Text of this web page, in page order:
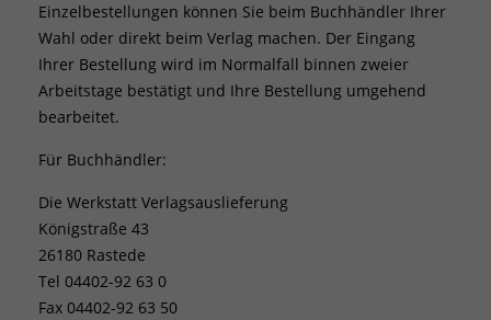
Einzelbestellungen können Sie beim Buchhändler Ihrer
Wahl oder direkt beim Verlag machen. Der Eingang
Ihrer Bestellung wird im Normalfall binnen zweier
Arbeitstage bestätigt und Ihre Bestellung umgehend
bearbeitet.
Für Buchhändler:
Die Werkstatt Verlagsauslieferung
Königstraße 43
26180 Rastede
Tel 04402-92 63 0
Fax 04402-92 63 50